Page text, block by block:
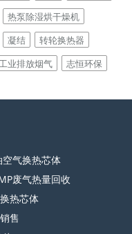
热泵除湿烘干燥机
凝结
转轮换热器
业排放烟气 志恒环保
气换热芯体
废气热量回收
热芯体
售